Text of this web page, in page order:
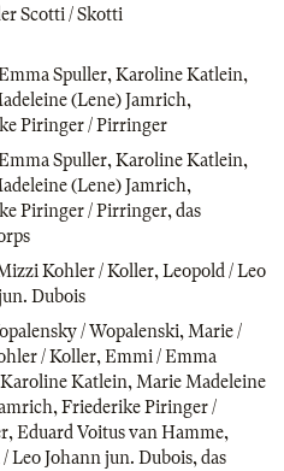
Scotti / Skotti
Spuller, Karoline Katlein,
(Lene) Jamrich,
Piringer / Pirringer
Spuller, Karoline Katlein,
(Lene) Jamrich,
Piringer / Pirringer, das
Kohler / Koller, Leopold / Leo
Dubois
/ Wopalenski, Marie /
/ Koller, Emmi / Emma
Karoline Katlein, Marie Madeleine
, Friederike Piringer /
, Eduard Voitus van Hamme,
Leo Johann jun. Dubois, das